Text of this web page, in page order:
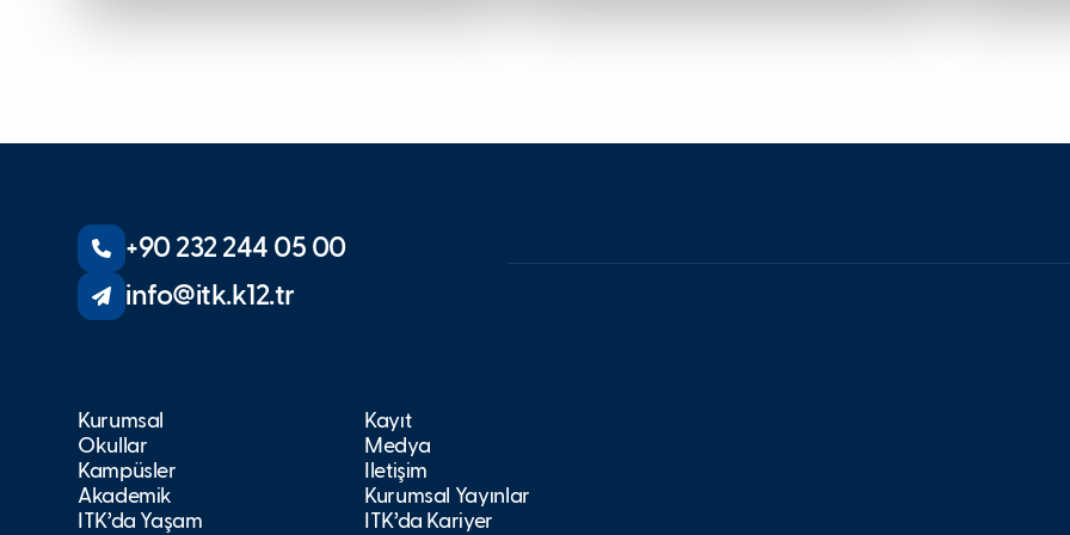
+90 232 244 05 00
info@itk.k12.tr
Kurumsal
Okullar
Kampüsler
Akademik
İTK’da Yaşam
Kayıt
Medya
İletişim
Kurumsal Yayınlar
İTK’da Kariyer